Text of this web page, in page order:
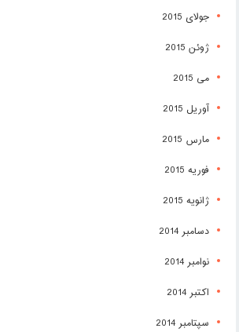
جولای 2015
ژوئن 2015
می 2015
آوریل 2015
مارس 2015
فوریه 2015
ژانویه 2015
دسامبر 2014
نوامبر 2014
اکتبر 2014
سپتامبر 2014